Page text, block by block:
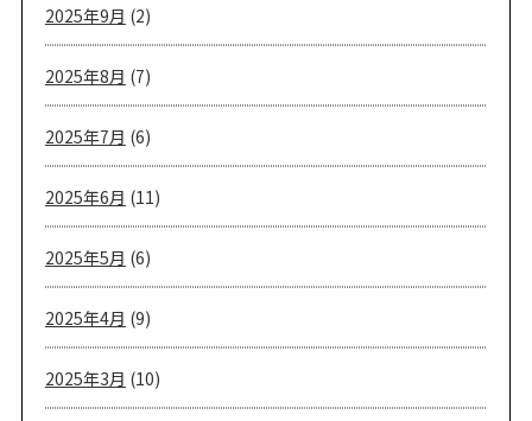
2025年9月 (2)
2025年8月 (7)
2025年7月 (6)
2025年6月 (11)
2025年5月 (6)
2025年4月 (9)
2025年3月 (10)